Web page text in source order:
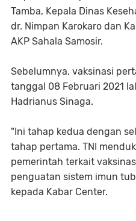
Tamba, Kepala Dinas
dr. Nimpan Karokaro dan
AKP Sahala Samosir.
Sebelumnya, vaksinasi
tanggal 08 Februari 2021
Hadrianus Sinaga.
"Ini tahap kedua dengan
tahap pertama. TNI
pemerintah terkait
penguatan sistem imun
kepada Kabar Center.